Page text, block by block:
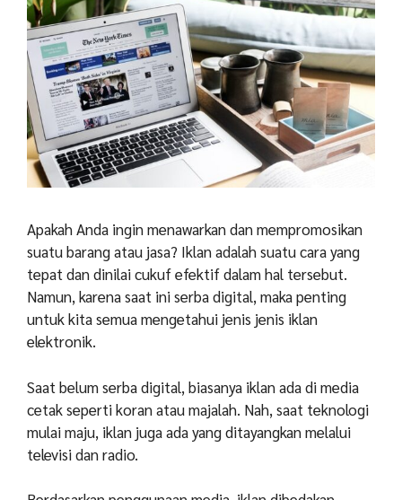
Apakah Anda ingin menawarkan dan mempromosikan
suatu barang atau jasa? Iklan adalah suatu cara yang
tepat dan dinilai cukuf efektif dalam hal tersebut.
Namun, karena saat ini serba digital, maka penting
untuk kita semua mengetahui jenis jenis iklan
elektronik.
Saat belum serba digital, biasanya iklan ada di media
cetak seperti koran atau majalah. Nah, saat teknologi
mulai maju, iklan juga ada yang ditayangkan melalui
televisi dan radio.